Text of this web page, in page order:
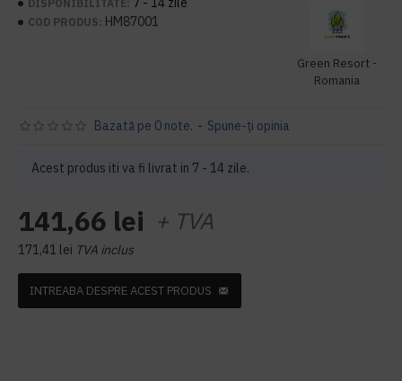
DISPONIBILITATE:
COD PRODUS: HM87001
Green Resort -
Romania
Acest produs iti va fi livrat in 7 - 14 zile.
Bazată pe 0 note. - Spune-ţi opinia
141,66 lei + TVA
171,41 lei TVA inclus
INTREABA DESPRE ACEST PRODUS